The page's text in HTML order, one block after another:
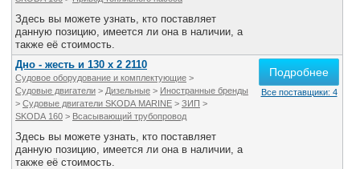
Здесь вы можете узнать, кто поставляет
данную позицию, имеется ли она в наличии, а
также её стоимость.
Дно - жесть и 130 х 2 2110
Судовое оборудование и комплектующие >
Судовые двигатели > Дизельные > Иностранные бренды
> Судовые двигатели SKODA MARINE > ЗИП >
SKODA 160 > Всасывающий трубопровод
Здесь вы можете узнать, кто поставляет
данную позицию, имеется ли она в наличии, а
также её стоимость.
Подробнее
Все поставщики: 4